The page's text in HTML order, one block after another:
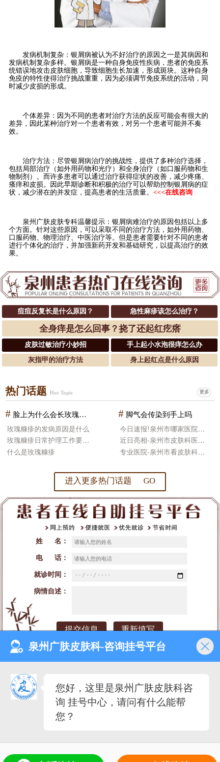
发病机制复杂：银屑病被认为不好治疗的原因之一是其病因和
发病机制复杂多样。银屑病是一种自身免疫性疾病，患者的免疫系
统错误地攻击皮肤细胞，导致细胞生长加速，形成斑块。这种自身
免疫的特性使得治疗挑战重重，因为必须调节免疫系统的活动，同
时减少皮损的形成。
个体差异：因为不同的患者对治疗方法的反应可能会有很大的
差异，因此某种治疗对一个患者有效，对另一个患者可能并不奏
效。
治疗方法：尽管银屑病治疗的挑战性，提供了多种治疗选择，
包括局部治疗（如外用药物和光疗）和全身治疗（如口服药物和生
物制剂）。而许多患者可以通过治疗获得症状的改善，减少疼痛、
瘙痒和皮损。因此早期诊断和积极的治疗可以帮助控制银屑病的症
状，减少潜在的并发症，提高患者的生活质量。 <<<在线咨询
泉州广肤皮肤专科温馨提示：银屑病难治疗的原因包括以上多
个方面。针对这些原因，可以采取不同的治疗方法，如外用药物、
口服药物、物理治疗、中医治疗等。但是患者需要针对不同的患者
进行个体化的治疗，并加强新药开发和基础研究，以提高治疗的效
果。
痘痘反复长是什么原因？ 急性麻疹该怎么治疗？
全身痒是怎么回事？挠了还起红疙瘩
皮肤过敏治疗小妙招 手上起小水泡很痒怎么办
灰指甲的治疗方法 身上起红点是什么原因
热门话题 Hot Topic 更多
# 脸上为什么会长玫瑰糠疹
玫瑰糠疹的发病原因是什么
玫瑰糠疹日常护理工作要怎么做
什么是玫瑰糠疹
# 脚气会传染到手上吗
近日亮相-泉州市皮肤科医院哪好
专业医院-泉州市看皮肤科医院比较好
进入更多热门话题 GO
姓 名：
电 话：
就诊时间：
病情自述：
就诊时间：早8：00-晚18：00（节假日不休）
来院地址：泉州市丰泽区泉秀街道泉淮社区田安南路420号
医疗广告审查证明文号：（闽-泉-丰）医广【2020】
泉州广肤皮肤科-咨询挂号平台
您好，这里是泉州广肤皮肤科咨
询 挂号中心，请问有什么能帮
您？